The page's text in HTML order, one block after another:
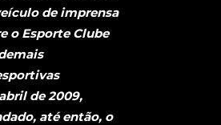
de imprensa
o Esporte Clube
de 2009,
até então, o